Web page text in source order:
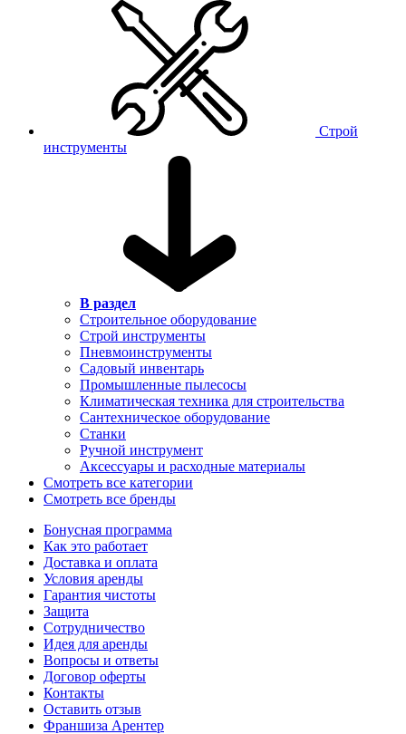
Строй
инструменты
В раздел
Строительное оборудование
Строй инструменты
Пневмоинструменты
Садовый инвентарь
Промышленные пылесосы
Климатическая техника для строительства
Сантехническое оборудование
Станки
Ручной инструмент
Аксессуары и расходные материалы
Смотреть все категории
Смотреть все бренды
Бонусная программа
Как это работает
Доставка и оплата
Условия аренды
Гарантия чистоты
Защита
Сотрудничество
Идея для аренды
Вопросы и ответы
Договор оферты
Контакты
Оставить отзыв
Франшиза Арентер